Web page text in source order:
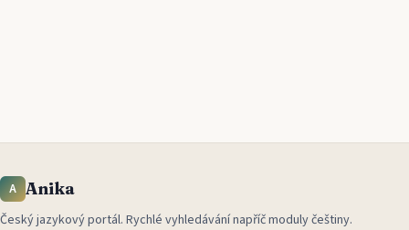
A Anika
Český jazykový portál. Rychlé vyhledávání napříč moduly češtiny.